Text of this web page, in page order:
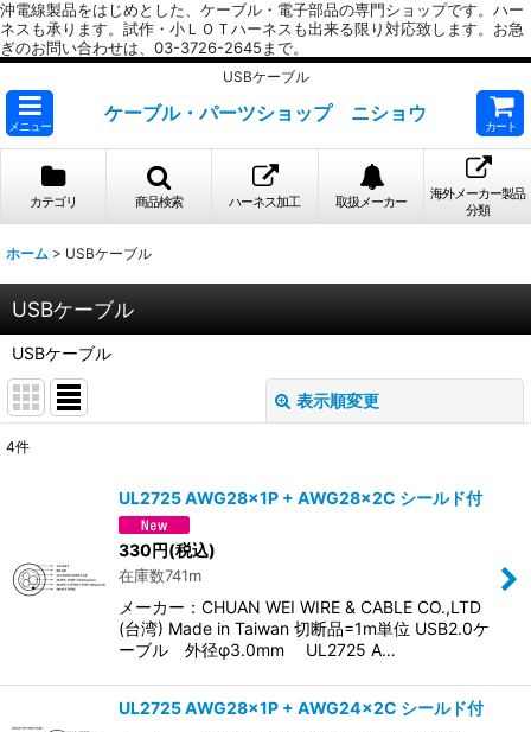
沖電線製品をはじめとした、ケーブル・電子部品の専門ショップです。ハー
ネスも承ります。試作・小ＬＯＴハーネスも出来る限り対応致します。お急
ぎのお問い合わせは、03-3726-2645まで。
USBケーブル
メニュー
ケーブル・パーツショップ ニショウ
カート
カテゴリ 商品検索 ハーネス加工 取扱メーカー
海外メーカー製品
分類
ホーム > USBケーブル
USBケーブル
USBケーブル
表示順変更
絞り込む
4件
UL2725 AWG28×1P + AWG28×2C シールド付
330円(税込)
在庫数741m
メーカー：CHUAN WEI WIRE & CABLE CO.,LTD
(台湾) Made in Taiwan 切断品=1m単位 USB2.0ケ
ーブル 外径φ3.0mm UL2725 A…
UL2725 AWG28×1P + AWG24×2C シールド付